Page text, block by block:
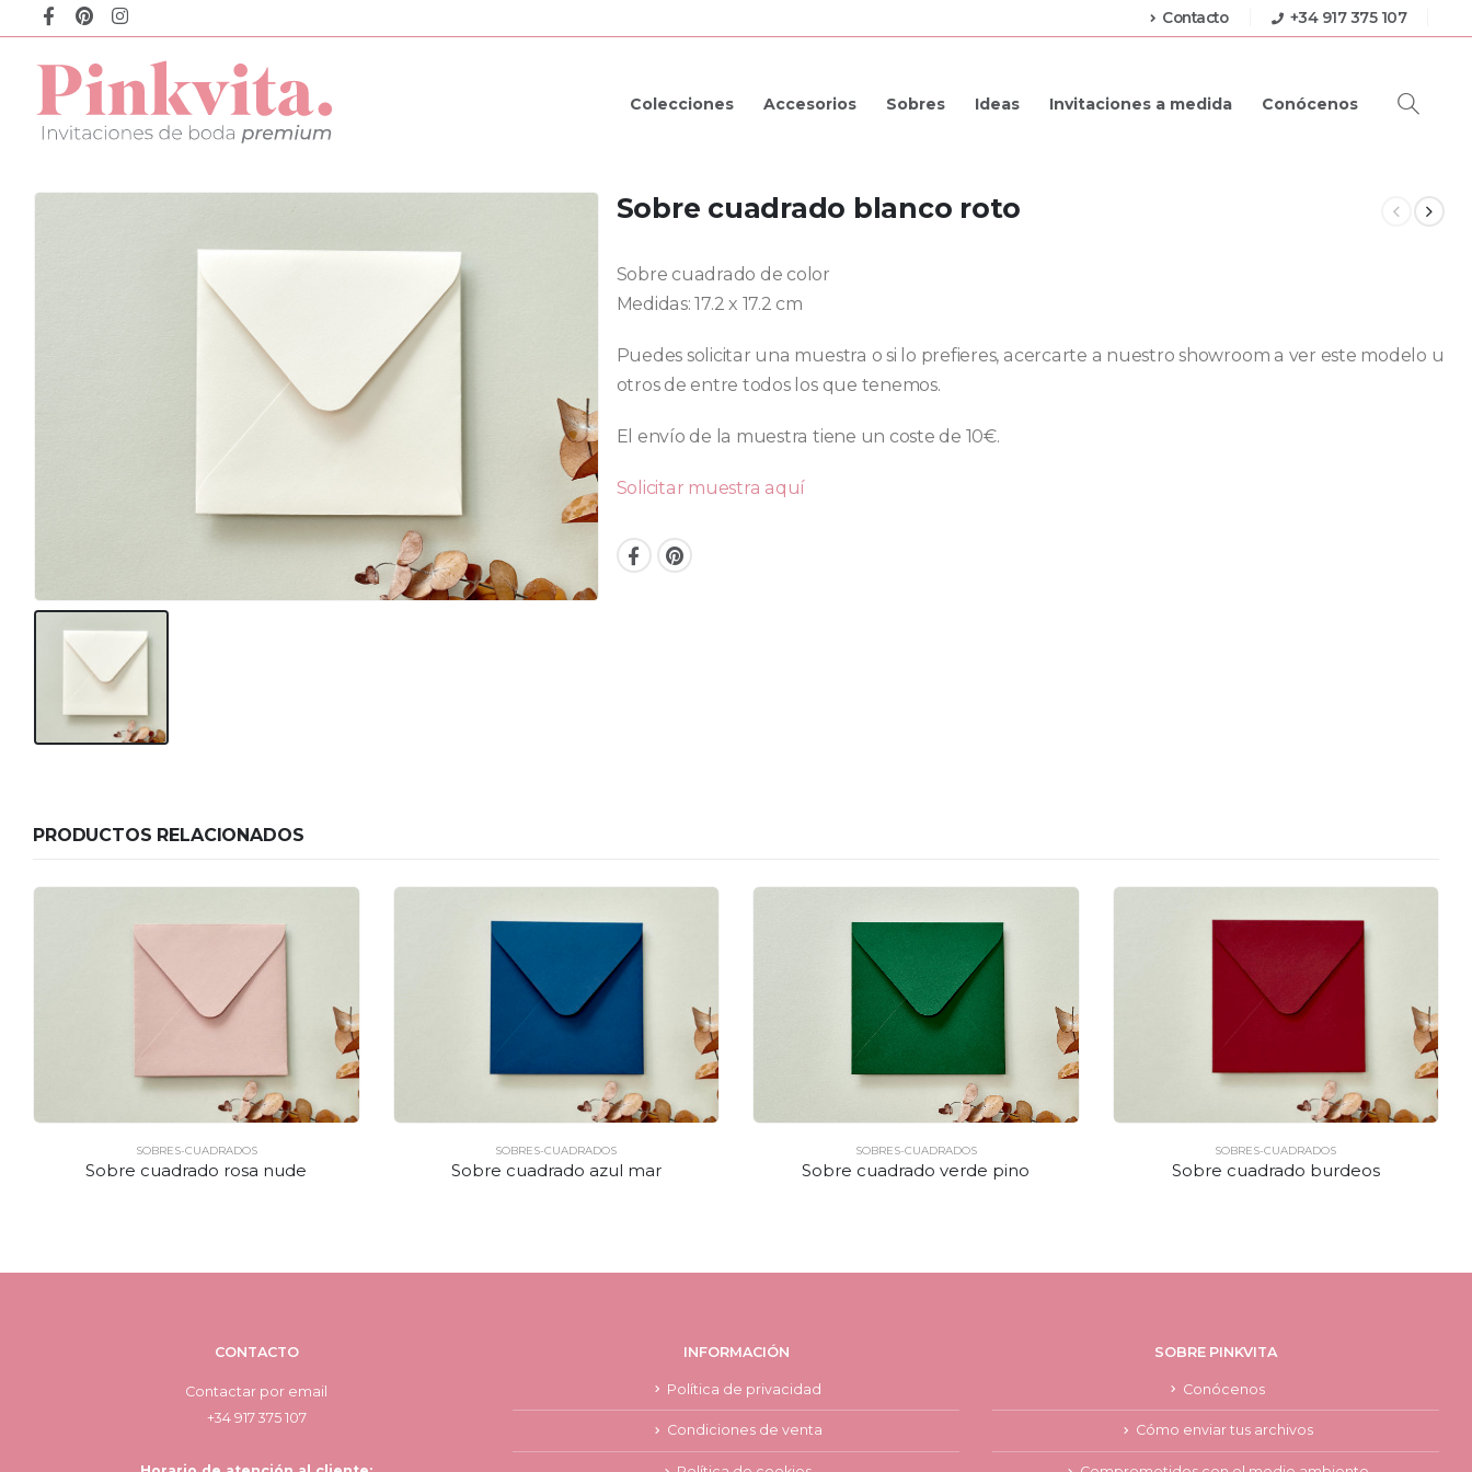
Contacto +34 917 375 107
Colecciones Accesorios Sobres Ideas Invitaciones a medida Conócenos
Sobre cuadrado blanco roto
Sobre cuadrado de color
Medidas: 17.2 x 17.2 cm
Puedes solicitar una muestra o si lo prefieres, acercarte a nuestro showroom a ver este modelo u
otros de entre todos los que tenemos.
El envío de la muestra tiene un coste de 10€.
Solicitar muestra aquí
PRODUCTOS RELACIONADOS
SOBRES-CUADRADOS
Sobre cuadrado rosa nude
SOBRES-CUADRADOS
Sobre cuadrado azul mar
SOBRES-CUADRADOS
Sobre cuadrado verde pino
SOBRES-CUADRADOS
Sobre cuadrado burdeos
CONTACTO
Contactar por email
+34 917 375 107
INFORMACIÓN
Política de privacidad
Condiciones de venta
SOBRE PINKVITA
Conócenos
Cómo enviar tus archivos